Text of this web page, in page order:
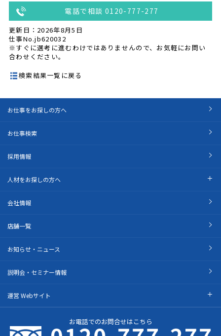
電話で相談 0120-777-277
更新日：2026年8月5日
仕事No.jb620032
※すぐに選考に進むわけではありませんので、お気軽にお問い
合わせください。
検索結果一覧に戻る
お仕事をお探しの方へ
お仕事検索
採用情報
人材をお探しの方へ
会社情報
店舗一覧
お知らせ・ニュース
説明会・セミナー情報
運営 Webサイト
お電話でのお問合せはこちら